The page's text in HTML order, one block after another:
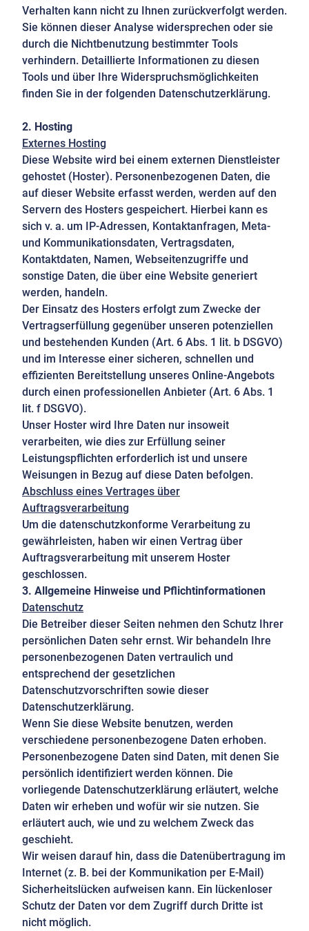
Verhalten kann nicht zu Ihnen zurückverfolgt werden.
Sie können dieser Analyse widersprechen oder sie
durch die Nichtbenutzung bestimmter Tools
verhindern. Detaillierte Informationen zu diesen
Tools und über Ihre Widerspruchsmöglichkeiten
finden Sie in der folgenden Datenschutzerklärung.
2. Hosting
Externes Hosting
Diese Website wird bei einem externen Dienstleister
gehostet (Hoster). Personenbezogenen Daten, die
auf dieser Website erfasst werden, werden auf den
Servern des Hosters gespeichert. Hierbei kann es
sich v. a. um IP-Adressen, Kontaktanfragen, Meta-
und Kommunikationsdaten, Vertragsdaten,
Kontaktdaten, Namen, Webseitenzugriffe und
sonstige Daten, die über eine Website generiert
werden, handeln.
Der Einsatz des Hosters erfolgt zum Zwecke der
Vertragserfüllung gegenüber unseren potenziellen
und bestehenden Kunden (Art. 6 Abs. 1 lit. b DSGVO)
und im Interesse einer sicheren, schnellen und
effizienten Bereitstellung unseres Online-Angebots
durch einen professionellen Anbieter (Art. 6 Abs. 1
lit. f DSGVO).
Unser Hoster wird Ihre Daten nur insoweit
verarbeiten, wie dies zur Erfüllung seiner
Leistungspflichten erforderlich ist und unsere
Weisungen in Bezug auf diese Daten befolgen.
Abschluss eines Vertrages über
Auftragsverarbeitung
Um die datenschutzkonforme Verarbeitung zu
gewährleisten, haben wir einen Vertrag über
Auftragsverarbeitung mit unserem Hoster
geschlossen.
3. Allgemeine Hinweise und Pflichtinformationen
Datenschutz
Die Betreiber dieser Seiten nehmen den Schutz Ihrer
persönlichen Daten sehr ernst. Wir behandeln Ihre
personenbezogenen Daten vertraulich und
entsprechend der gesetzlichen
Datenschutzvorschriften sowie dieser
Datenschutzerklärung.
Wenn Sie diese Website benutzen, werden
verschiedene personenbezogene Daten erhoben.
Personenbezogene Daten sind Daten, mit denen Sie
persönlich identifiziert werden können. Die
vorliegende Datenschutzerklärung erläutert, welche
Daten wir erheben und wofür wir sie nutzen. Sie
erläutert auch, wie und zu welchem Zweck das
geschieht.
Wir weisen darauf hin, dass die Datenübertragung im
Internet (z. B. bei der Kommunikation per E-Mail)
Sicherheitslücken aufweisen kann. Ein lückenloser
Schutz der Daten vor dem Zugriff durch Dritte ist
nicht möglich.